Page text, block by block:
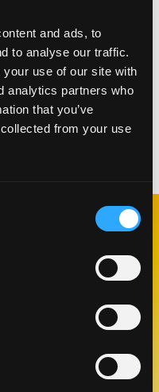
and ads, to
to analyse our traffic.
use of our site with
analytics partners who
that you’ve
from your use
el mango en
de cada
frambuesas y sirva
Like This